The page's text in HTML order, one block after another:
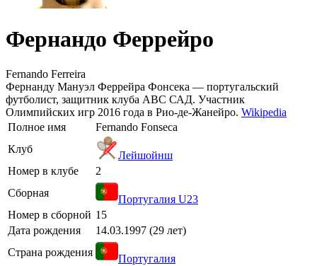
Фернандо Феррейро
Fernando Ferreira
Фернанду Мануэл Феррейра Фонсека — португальский
футболист, защитник клуба АВС САД. Участник
Олимпийских игр 2016 года в Рио-де-Жанейро. Wikipedia
Полное имя
Fernando Fonseca
Клуб
Лейшойнш
Номер в клубе
2
Сборная
Португалия U23
Номер в сборной 15
Дата рождения
14.03.1997 (29 лет)
Страна рождения
Португалия